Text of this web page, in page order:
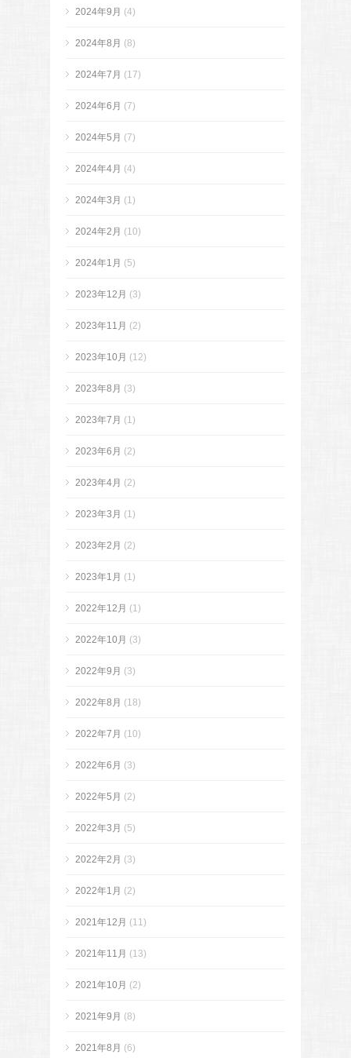
2024年9月 (4)
2024年8月 (8)
2024年7月 (17)
2024年6月 (7)
2024年5月 (7)
2024年4月 (4)
2024年3月 (1)
2024年2月 (10)
2024年1月 (5)
2023年12月 (3)
2023年11月 (2)
2023年10月 (12)
2023年8月 (3)
2023年7月 (1)
2023年6月 (2)
2023年4月 (2)
2023年3月 (1)
2023年2月 (2)
2023年1月 (1)
2022年12月 (1)
2022年10月 (3)
2022年9月 (3)
2022年8月 (18)
2022年7月 (10)
2022年6月 (3)
2022年5月 (2)
2022年3月 (5)
2022年2月 (3)
2022年1月 (2)
2021年12月 (11)
2021年11月 (13)
2021年10月 (2)
2021年9月 (8)
2021年8月 (6)